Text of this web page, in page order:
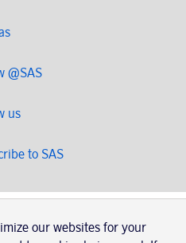
@SAS
us
to SAS
2020
556606-8499, SE-195 87
our websites for your